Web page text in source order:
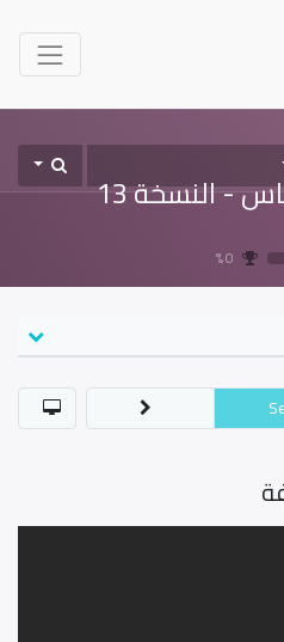
- النسخة 13
0 %